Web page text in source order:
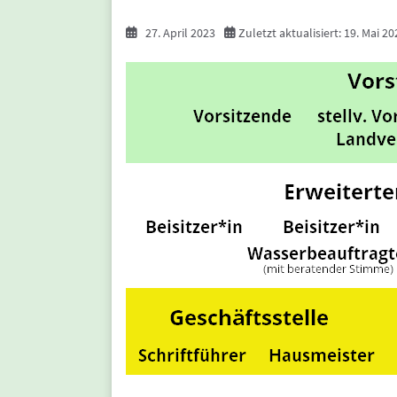
27. April 2023 Zuletzt aktualisiert: 19. Mai